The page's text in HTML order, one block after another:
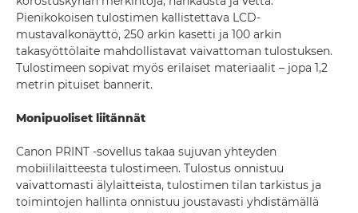
Pienikokoisen tulostimen kallistettava LCD-
mustavalkonäyttö, 250 arkin kasetti ja 100 arkin
takasyöttölaite mahdollistavat vaivattoman tulostuksen.
Tulostimeen sopivat myös erilaiset materiaalit – jopa 1,2
metrin pituiset bannerit.
Monipuoliset liitännät
Canon PRINT -sovellus takaa sujuvan yhteyden
mobiililaitteesta tulostimeen. Tulostus onnistuu
vaivattomasti älylaitteista, tulostimen tilan tarkistus ja
toimintojen hallinta onnistuu joustavasti yhdistämällä